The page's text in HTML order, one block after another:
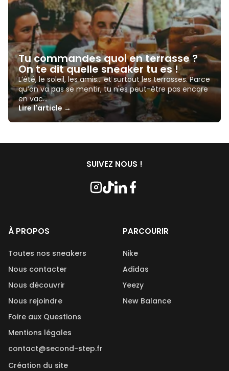
Tu commandes quoi en terrasse ?
On te dit quelle sneaker tu es !
L’été, le soleil, les amis… et surtout les terrasses. Parce
qu’on va pas se mentir, tu n'es peut-être pas encore
en vac…
Lire l'article →
SUIVEZ NOUS !
À PROPOS
Toutes nos sneakers
Nous contacter
Nous découvrir
Nous rejoindre
Foire aux Questions
Mentions légales
contact@second-step.fr
Création du site
PARCOURIR
Nike
Adidas
Yeezy
New Balance